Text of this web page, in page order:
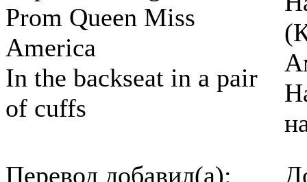
Prom Queen Miss
America
In the backseat in a pair
of cuffs
Перевод добавил(а):